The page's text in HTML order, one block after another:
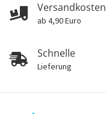
Versandkosten
ab 4,90 Euro
Schnelle
Lieferung